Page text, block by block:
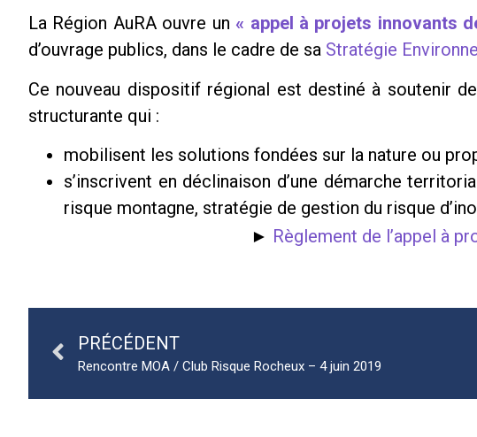
La Région AuRA ouvre un « appel à projets innovants
d’ouvrage publics, dans le cadre de sa Stratégie
Ce nouveau dispositif régional est destiné à soutenir
structurante qui :
mobilisent les solutions fondées sur la nature ou
s’inscrivent en déclinaison d’une démarche
risque montagne, stratégie de gestion du risque
► Règlement de l’appel à
PRÉCÉDENT
Rencontre MOA / Club Risque Rocheux – 4 juin 2019